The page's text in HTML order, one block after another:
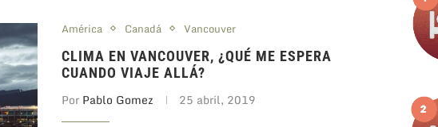
América Canadá Vancouver
CLIMA EN VANCOUVER, ¿QUÉ ME ESPERA
CUANDO VIAJE ALLÁ?
Por Pablo Gomez 25 abril, 2019